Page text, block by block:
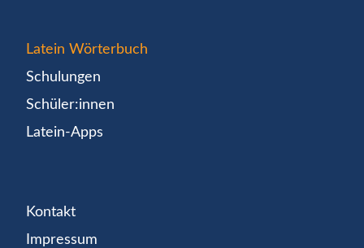
Latein Wörterbuch
Schulungen
Schüler:innen
Latein-Apps
Kontakt
Impressum